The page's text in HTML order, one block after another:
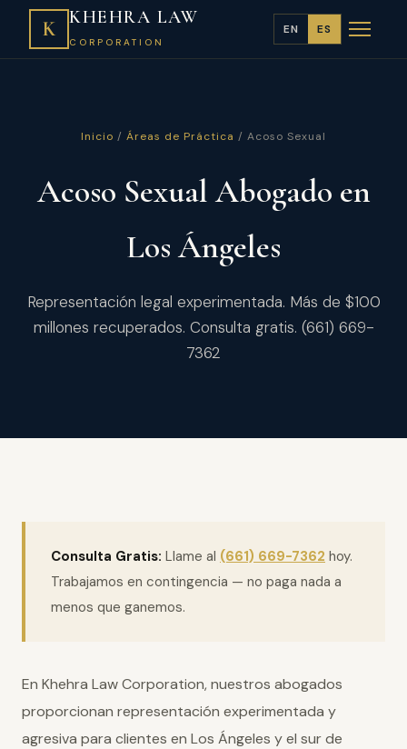
K KHEHRA LAW
CORPORATION
EN ES
Inicio / Áreas de Práctica / Acoso Sexual
Acoso Sexual Abogado en
Los Ángeles
Representación legal experimentada. Más de $100
millones recuperados. Consulta gratis. (661) 669-
7362
Consulta Gratis: Llame al (661) 669-7362 hoy.
Trabajamos en contingencia — no paga nada a
menos que ganemos.
En Khehra Law Corporation, nuestros abogados
proporcionan representación experimentada y
agresiva para clientes en Los Ángeles y el sur de